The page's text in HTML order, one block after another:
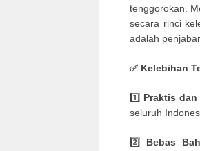
tenggorokan.
secara rinci
adalah
✅ Kelebihan
1️⃣ Praktis dan
seluruh
2️⃣ Bebas